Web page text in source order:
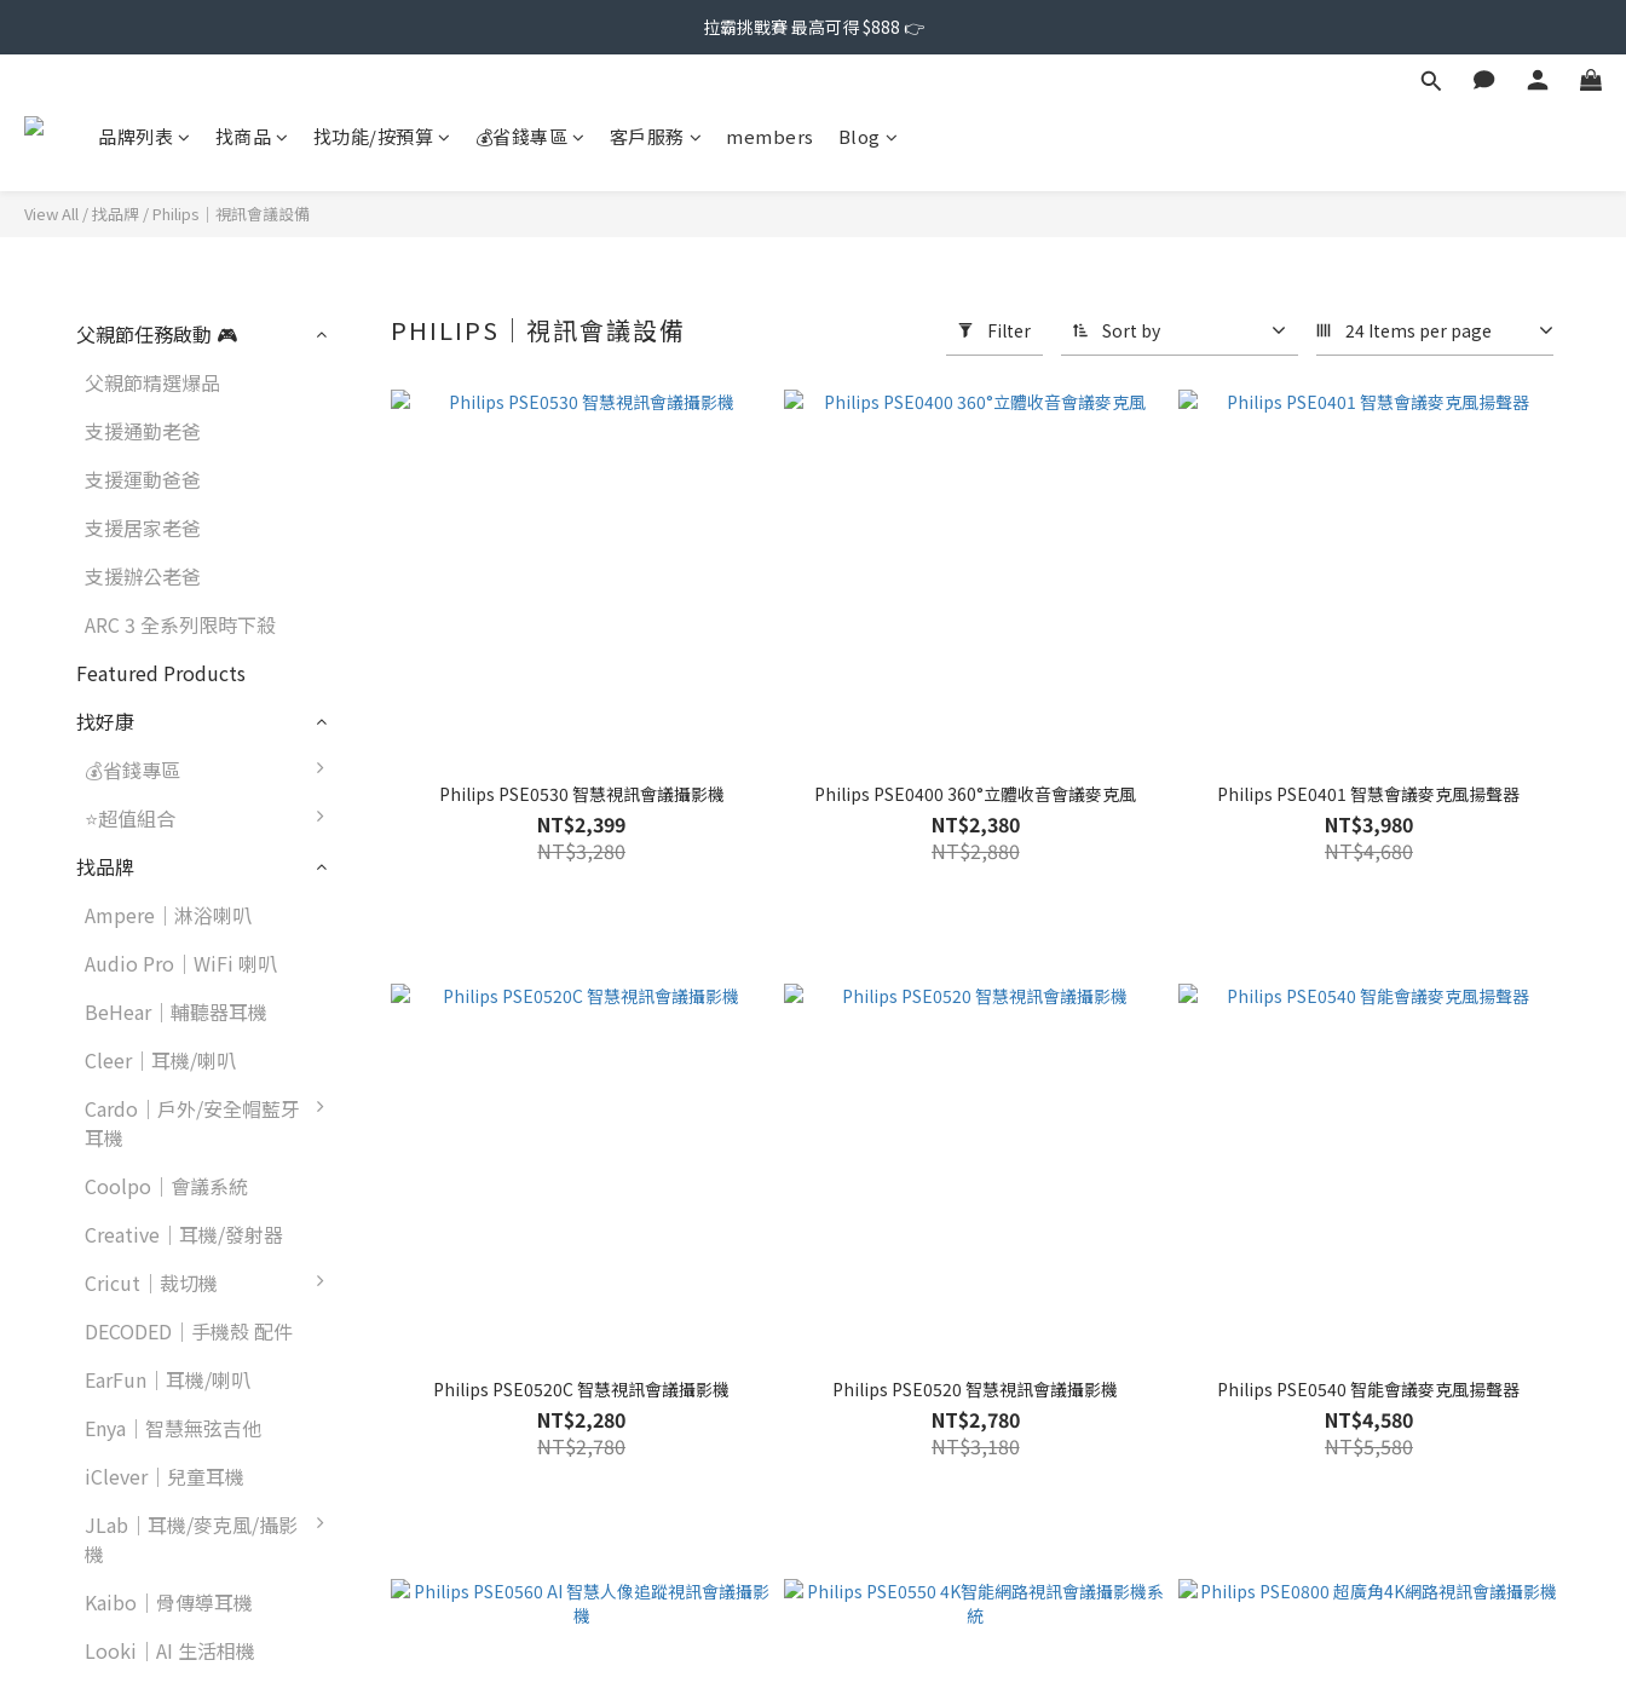
拉霸挑戰賽 最高可得 $888 👉
品牌列表 找商品 找功能/按預算 💰省錢專區 客戶服務 members Blog
View All /找品牌 / Philips｜視訊會議設備
父親節任務啟動 🎮
父親節精選爆品
支援通勤老爸
支援運動爸爸
支援居家老爸
支援辦公老爸
ARC 3 全系列限時下殺
Featured Products
找好康
💰省錢專區
⭐超值組合
找品牌
Ampere｜淋浴喇叭
Audio Pro｜WiFi 喇叭
BeHear｜輔聽器耳機
Cleer｜耳機/喇叭
Cardo｜戶外/安全帽藍牙
耳機
Coolpo｜會議系統
Creative｜耳機/發射器
Cricut｜裁切機
DECODED｜手機殼 配件
EarFun｜耳機/喇叭
Enya｜智慧無弦吉他
iClever｜兒童耳機
JLab｜耳機/麥克風/攝影
機
Kaibo｜骨傳導耳機
Looki｜AI 生活相機
PHILIPS｜視訊會議設備 Filter Sort by 24 Items per page
Philips PSE0530 智慧視訊會議攝影機
NT$2,399
NT$3,280
Philips PSE0400 360°立體收音會議麥克風
NT$2,380
NT$2,880
Philips PSE0401 智慧會議麥克風揚聲器
NT$3,980
NT$4,680
Philips PSE0520C 智慧視訊會議攝影機
NT$2,280
NT$2,780
Philips PSE0520 智慧視訊會議攝影機
NT$2,780
NT$3,180
Philips PSE0540 智能會議麥克風揚聲器
NT$4,580
NT$5,580